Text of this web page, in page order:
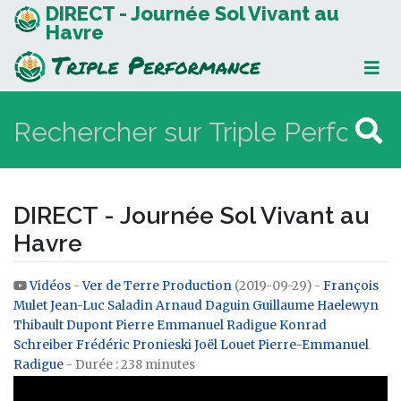
DIRECT - Journée Sol Vivant au
Havre
DIRECT - Journée Sol Vivant au
Havre
Aller à :navigation,rechercher
Vidéos -Ver de Terre Production (2019-09-29) - François
MuletJean-Luc SaladinArnaud Daguin Guillaume Haelewyn
Thibault DupontPierre Emmanuel RadigueKonrad
Schreiber Frédéric PronieskiJoël LouetPierre-Emmanuel
Radigue - Durée : 238 minutes